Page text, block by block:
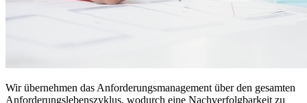
Wir übernehmen das Anforderungsmanagement über den gesamten
Anforderungslebenszyklus, wodurch eine Nachverfolgbarkeit zu